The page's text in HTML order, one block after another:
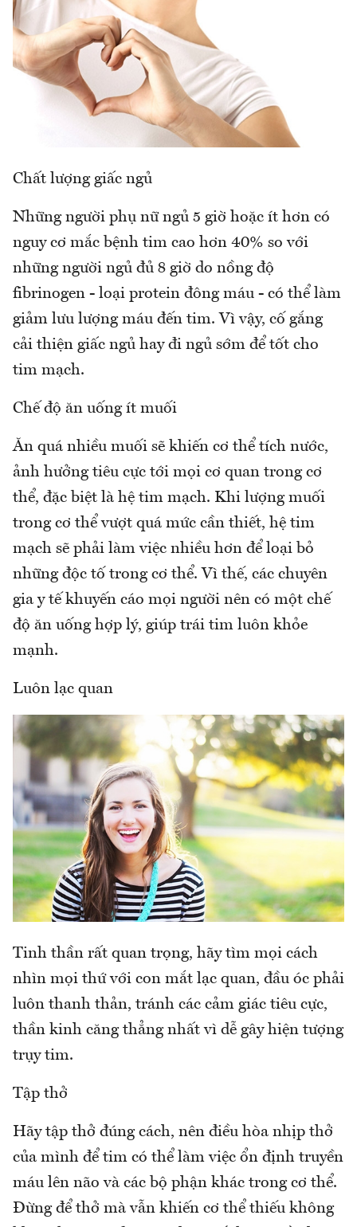
Chất lượng giấc ngủ
Những người phụ nữ ngủ 5 giờ hoặc ít hơn có
nguy cơ mắc bệnh tim cao hơn 40% so với
những người ngủ đủ 8 giờ do nồng độ
fibrinogen - loại protein đông máu - có thể làm
giảm lưu lượng máu đến tim. Vì vậy, cố gắng
cải thiện giấc ngủ hay đi ngủ sớm để tốt cho
tim mạch.
Chế độ ăn uống ít muối
Ăn quá nhiều muối sẽ khiến cơ thể tích nước,
ảnh hưởng tiêu cực tới mọi cơ quan trong cơ
thể, đặc biệt là hệ tim mạch. Khi lượng muối
trong cơ thể vượt quá mức cần thiết, hệ tim
mạch sẽ phải làm việc nhiều hơn để loại bỏ
những độc tố trong cơ thể. Vì thế, các chuyên
gia y tế khuyến cáo mọi người nên có một chế
độ ăn uống hợp lý, giúp trái tim luôn khỏe
mạnh.
Luôn lạc quan
Tinh thần rất quan trọng, hãy tìm mọi cách
nhìn mọi thứ với con mắt lạc quan, đầu óc phải
luôn thanh thản, tránh các cảm giác tiêu cực,
thần kinh căng thẳng nhất vì dễ gây hiện tượng
trụy tim.
Tập thở
Hãy tập thở đúng cách, nên điều hòa nhịp thở
của mình để tim có thể làm việc ổn định truyền
máu lên não và các bộ phận khác trong cơ thể.
Đừng để thở mà vẫn khiến cơ thể thiếu không